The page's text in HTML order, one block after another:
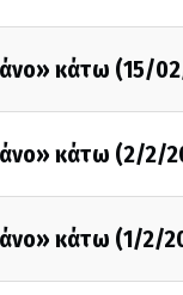
κάτω (15/
κάτω (2/2/
κάτω (1/2/